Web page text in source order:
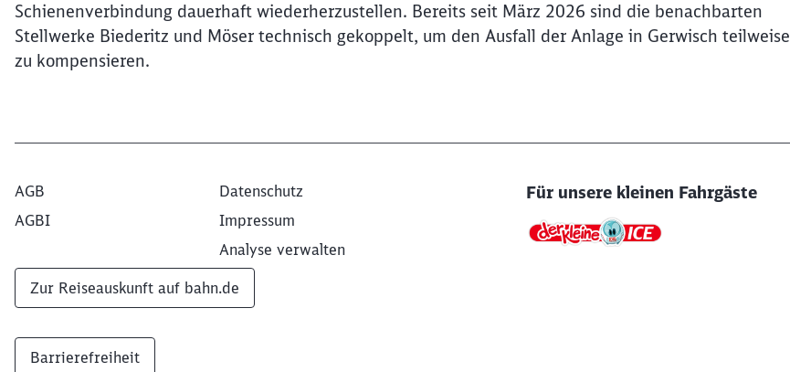
Schienenverbindung dauerhaft wiederherzustellen. Bereits seit März 2026 sind die benachbarten
Stellwerke Biederitz und Möser technisch gekoppelt, um den Ausfall der Anlage in Gerwisch teilweise
zu kompensieren.
AGB
AGBI
Datenschutz
Impressum
Analyse verwalten
Für unsere kleinen Fahrgäste
Zur Reiseauskunft auf bahn.de
Barrierefreiheit